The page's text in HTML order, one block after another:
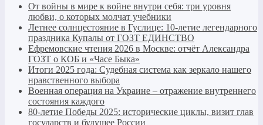
От войны в мире к войне внутри себя: три уровня
любви, о которых молчат учебники
Летнее солнцестояние в Гуслице: 10-летие легендарного
праздника Купалы от ГОЗТ ЕДИНСТВО
Ефремовские чтения 2026 в Москве: отчёт Александра
ГОЗТ о КОБ и «Часе Быка»
Итоги 2025 года: Судебная система как зеркало нашего
нравственного выбора
Военная операция на Украине – отражение внутреннего
состояния каждого
80-летие Победы 2025: исторические циклы, визит глав
государств и будущее России